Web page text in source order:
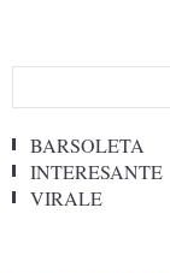
BARSOLETA
INTERESANTE
VIRALE